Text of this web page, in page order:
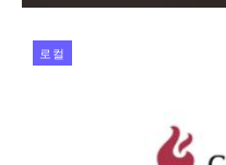
로컬